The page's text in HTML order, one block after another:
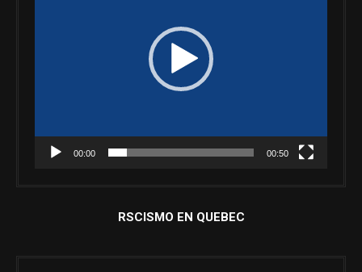
00:00 00:50
RSCISMO EN QUEBEC